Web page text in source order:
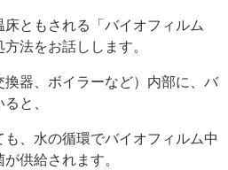
ともされる「バイオフィルム
法をお話しします。
器、ボイラーなど）内部に、バ
と、
、水の循環でバイオフィルム中
供給されます。